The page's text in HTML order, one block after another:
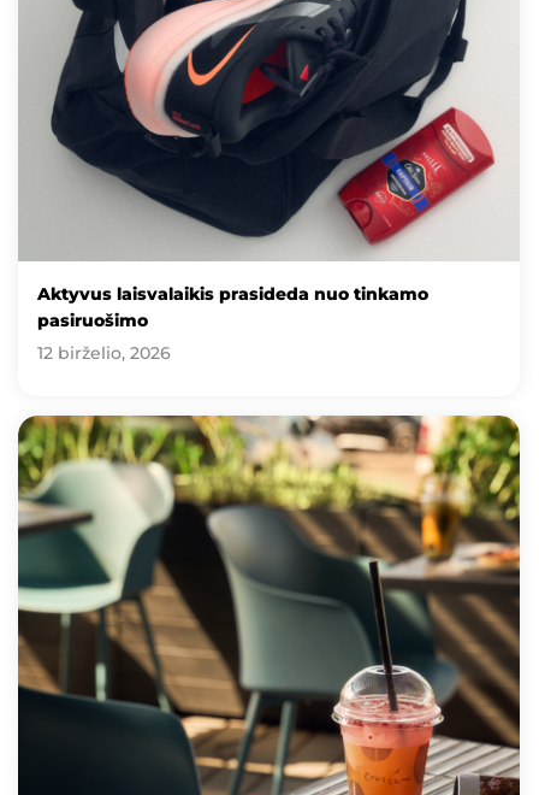
Aktyvus laisvalaikis prasideda nuo tinkamo
pasiruošimo
12 birželio, 2026